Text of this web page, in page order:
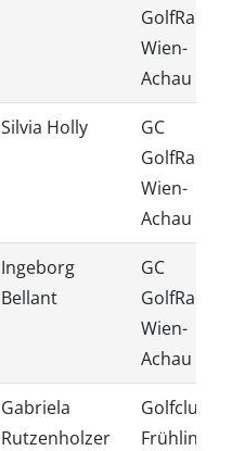
GolfRange
Wien-
Achau
Silvia Holly
GC
GolfRange
Wien-
Achau
Ingeborg
Bellant
GC
GolfRange
Wien-
Achau
Gabriela
Rutzenholzer
Golfclub
Frühling